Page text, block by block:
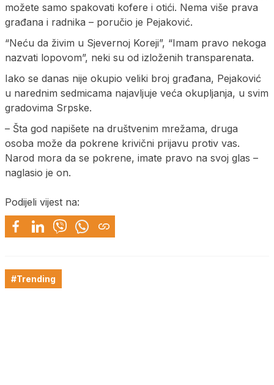
možete samo spakovati kofere i otići. Nema više prava
građana i radnika – poručio je Pejaković.
“Neću da živim u Sjevernoj Koreji”, “Imam pravo nekoga
nazvati lopovom”, neki su od izloženih transparenata.
Iako se danas nije okupio veliki broj građana, Pejaković
u narednim sedmicama najavljuje veća okupljanja, u svim
gradovima Srpske.
– Šta god napišete na društvenim mrežama, druga
osoba može da pokrene krivični prijavu protiv vas.
Narod mora da se pokrene, imate pravo na svoj glas –
naglasio je on.
Podijeli vijest na:
#Trending